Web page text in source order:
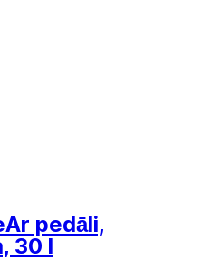
Ar pedāli,
30 l